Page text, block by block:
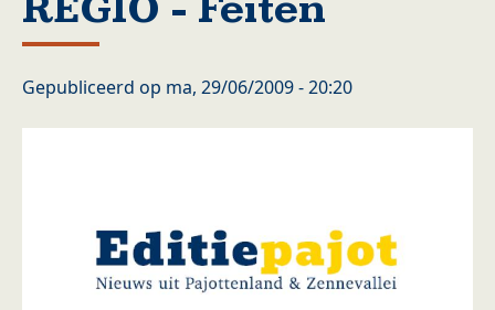
Gepubliceerd op ma, 29/06/2009 - 20:20